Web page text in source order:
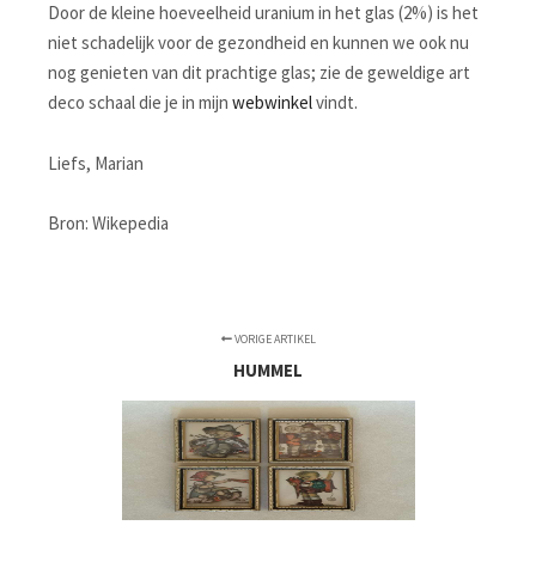
Door de kleine hoeveelheid uranium in het glas (2%) is het
niet schadelijk voor de gezondheid en kunnen we ook nu
nog genieten van dit prachtige glas; zie de geweldige art
deco schaal die je in mijn webwinkelvindt.
Liefs, Marian
Bron: Wikepedia
VORIGE ARTIKEL
HUMMEL